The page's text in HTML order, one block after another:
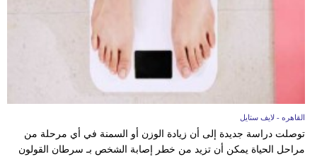
القاهره - لايف ستايل
توصلت دراسة جديدة إلى أن زيادة الوزن أو السمنة في أي مرحلة من
مراحل الحياة يمكن أن تزيد من خطر إصابة الشخص بـ سرطان القولون